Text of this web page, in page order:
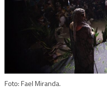
Foto: Fael Miranda.